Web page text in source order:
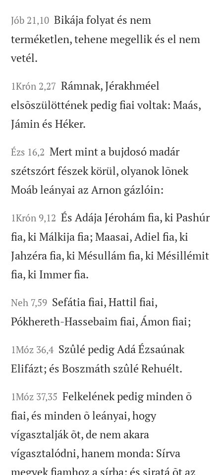
Jób 21,10 Bikája folyat és nem
terméketlen, tehene megellik és el nem
vetél.
1Krón 2,27 Rámnak, Jérakhméel
elsõszülöttének pedig fiai voltak: Maás,
Jámin és Héker.
Ézs 16,2 Mert mint a bujdosó madár
szétszórt fészek körül, olyanok lõnek
Moáb leányai az Arnon gázlóin:
1Krón 9,12 És Adája Jérohám fia, ki Pashúr
fia, ki Málkija fia; Maasai, Adiel fia, ki
Jahzéra fia, ki Mésullám fia, ki Mésillémit
fia, ki Immer fia.
Neh 7,59 Sefátia fiai, Hattil fiai,
Pókhereth-Hassebaim fiai, Ámon fiai;
1Móz 36,4 Szûlé pedig Adá Ézsaúnak
Elifázt; és Boszmáth szûlé Rehuélt.
1Móz 37,35 Felkelének pedig minden õ
fiai, és minden õ leányai, hogy
vígasztalják õt, de nem akara
vígasztalódni, hanem monda: Sírva
megyek fiamhoz a sírba; és siratá õt az